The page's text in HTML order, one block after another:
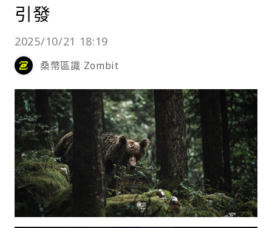
引發
2025/10/21 18:19
桑幣區識 Zombit